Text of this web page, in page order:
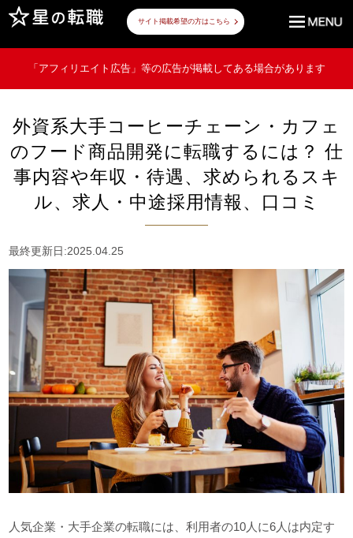
サイト掲載希望の方はこちら
「アフィリエイト広告」等の広告が掲載してある場合があります
外資系大手コーヒーチェーン・カフェ
のフード商品開発に転職するには？ 仕
事内容や年収・待遇、求められるスキ
ル、求人・中途採用情報、口コミ
最終更新日:2025.04.25
人気企業・大手企業の転職には、利用者の10人に6人は内定す